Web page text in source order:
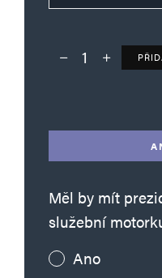
Deník TO – verze bez
Měl by mít
služební
Ano